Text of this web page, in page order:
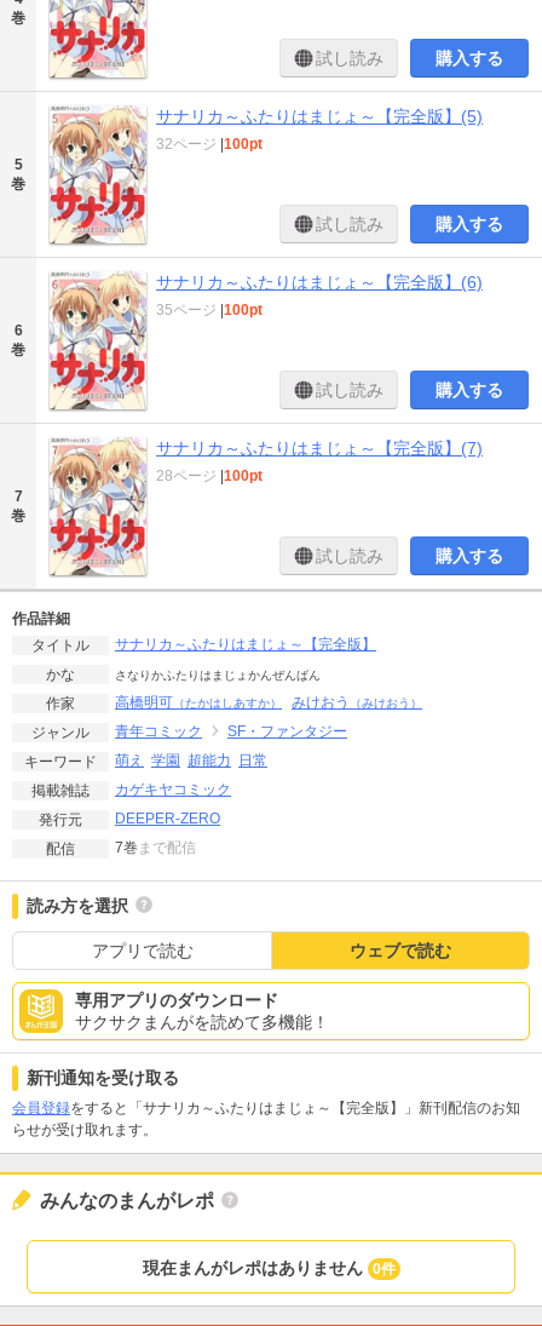
巻
試し読み 購入する
5
巻
サナリカ～ふたりはまじょ～【完全版】(5)
32ページ 100pt
試し読み 購入する
6
巻
サナリカ～ふたりはまじょ～【完全版】(6)
35ページ 100pt
試し読み 購入する
7
巻
サナリカ～ふたりはまじょ～【完全版】(7)
28ページ 100pt
試し読み 購入する
作品詳細
タイトル
サナリカ～ふたりはまじょ～【完全版】
かな
さなりかふたりはまじょかんぜんばん
作家 高橋明可 （たかはしあすか） みけおう （みけおう）
ジャンル 青年コミック
SF・ファンタジー
キーワード
萌え 学園 超能力
日常
掲載雑誌
カゲキヤコミック
発行元
DEEPER-ZERO
配信
7巻 まで配信
読み方を選択
アプリで読む ウェブで読む
専用アプリのダウンロード
サクサクまんがを読めて多機能！
新刊通知を受け取る
会員登録をすると「サナリカ～ふたりはまじょ～【完全版】」新刊配信のお知
らせが受け取れます。
みんなのまんがレポ
現在まんがレポはありません 0件